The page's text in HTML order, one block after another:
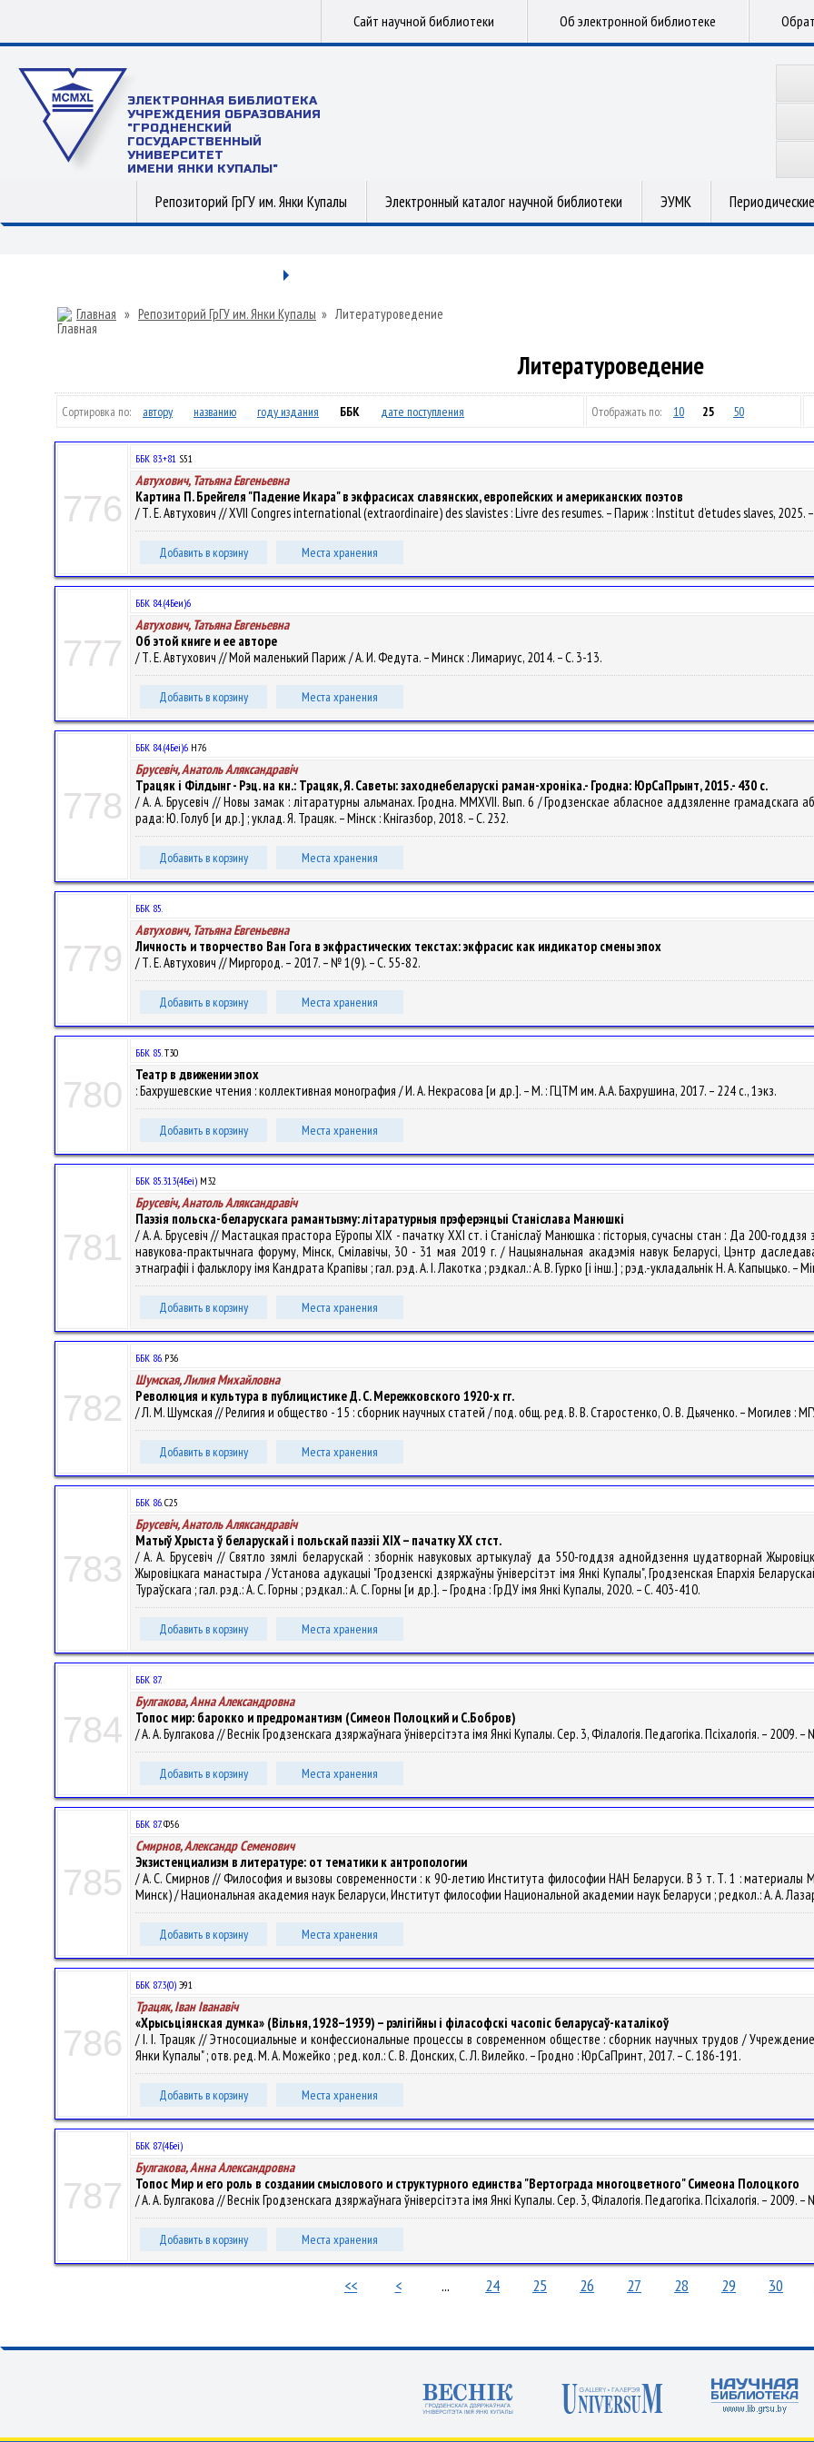
Сайт научной библиотеки Об электронной библиотеке
ЭЛЕКТРОННАЯ БИБЛИОТЕКА
УЧРЕЖДЕНИЯ ОБРАЗОВАНИЯ
"ГРОДНЕНСКИЙ
ГОСУДАРСТВЕННЫЙ
УНИВЕРСИТЕТ
ИМЕНИ ЯНКИ КУПАЛЫ"
Репозиторий ГрГУ им. Янки Купалы Электронный каталог научной библиотеки ЭУМК
Главная » Репозиторий ГрГУ им. Янки Купалы » Литературоведение
Литературоведение
Сортировка по: автору названию году издания ББК дате поступления Отображать по: 10 25 50
776
ББК 83.+81 S51
Автухович, Татьяна Евгеньевна
Картина П. Брейгеля "Падение Икара" в экфрасисах славянских, европейских и американских поэтов
/ Т. Е. Автухович // XVII Congres international (extraordinaire) des slavistes : Livre des resumes. – Париж : Institut d’etudes slaves, 2025.
Добавить в корзину Места хранения
777
ББК 84.(4Беи)6
Автухович, Татьяна Евгеньевна
Об этой книге и ее авторе
/ Т. Е. Автухович // Мой маленький Париж / А. И. Федута. – Минск : Лимариус, 2014. – С. 3-13.
Добавить в корзину Места хранения
778
ББК 84.(4Беі)6 Н76
Брусевіч, Анатоль Аляксандравіч
Трацяк і Філдынг - Рэц. на кн.: Трацяк, Я. Саветы: заходнебеларускі раман-хроніка.- Гродна: ЮрСаПрынт, 2015.- 430 с.
/ А. А. Брусевіч // Новы замак : літаратурны альманах. Гродна. ММXVII. Вып. 6 / Гродзенскае абласное аддзяленне грамадскага
рада: Ю. Голуб [и др.] ; уклад. Я. Трацяк. – Мінск : Кнігазбор, 2018. – С. 232.
Добавить в корзину Места хранения
779
ББК 85.
Автухович, Татьяна Евгеньевна
Личность и творчество Ван Гога в экфрастических текстах: экфрасис как индикатор смены эпох
/ Т. Е. Автухович // Миргород. – 2017. – № 1(9). – С. 55-82.
Добавить в корзину Места хранения
780
ББК 85.Т30
Театр в движении эпох
: Бахрушевские чтения : коллективная монография / И. А. Некрасова [и др.]. – М. : ГЦТМ им. А.А. Бахрушина, 2017. – 224 с., 1экз.
Добавить в корзину Места хранения
781
ББК 85.313(4Беі) М32
Брусевіч, Анатоль Аляксандравіч
Паэзія польска-беларускага рамантызму: літаратурныя прэферэнцыі Станіслава Манюшкі
/ А. А. Брусевіч // Мастацкая прастора Еўропы XIX - пачатку XXI ст. і Станіслаў Манюшка : гісторыя, сучасны стан : Да 200-
навукова-практычнага форуму, Мінск, Смілавічы, 30 - 31 мая 2019 г. / Нацыянальная акадэмія навук Беларусі, Цэнтр
этнаграфіі і фальклору імя Кандрата Крапівы ; гал. рэд. А. І. Лакотка ; рэдкал.: А. В. Гурко [і інш.] ; рэд.-укладальнік Н. А. Капыцько. –
Добавить в корзину Места хранения
782
ББК 86.Р36
Шумская, Лилия Михайловна
Революция и культура в публицистике Д. С. Мережковского 1920-х гг.
/ Л. М. Шумская // Религия и общество - 15 : сборник научных статей / под. общ. ред. В. В. Старостенко, О. В. Дьяченко. – Могилев :
Добавить в корзину Места хранения
783
ББК 86.С25
Брусевіч, Анатоль Аляксандравіч
Матыў Хрыста ў беларускай і польскай паэзіі ХІХ – пачатку ХХ стст.
/ А. А. Брусевіч // Святло зямлі беларускай : зборнік навуковых артыкулаў да 550-годдзя аднойдзення цудатворнай
Жыровіцкага манастыра / Установа адукацыі "Гродзенскі дзяржаўны ўніверсітэт імя Янкі Купалы", Гродзенская Епархія
Тураўскага ; гал. рэд.: А. С. Горны ; рэдкал.: А. С. Горны [и др.]. – Гродна : ГрДУ імя Янкі Купалы, 2020. – С. 403-410.
Добавить в корзину Места хранения
784
ББК 87.
Булгакова, Анна Александровна
Топос мир: барокко и предромантизм (Симеон Полоцкий и С.Бобров)
/ А. А. Булгакова // Веснік Гродзенскага дзяржаўнага ўніверсітэта імя Янкі Купалы. Сер. 3, Філалогія. Педагогіка. Псіхалогія. – 2009.
Добавить в корзину Места хранения
785
ББК 87.Ф56
Смирнов, Александр Семенович
Экзистенциализм в литературе: от тематики к антропологии
/ А. С. Смирнов // Философия и вызовы современности : к 90-летию Института философии НАН Беларуси. В 3 т. Т. 1 : материалы
Минск) / Национальная академия наук Беларуси, Институт философии Национальной академии наук Беларуси ; редкол.: А. А.
Добавить в корзину Места хранения
786
ББК 87.3(0) Э91
Трацяк, Iван Iванавiч
«Хрысьціянская думка» (Вільня, 1928–1939) – рэлігійны і філасофскі часопіс беларусаў-каталікоў
/ I. I. Трацяк // Этносоциальные и конфессиональные процессы в современном обществе : сборник научных трудов /
Янки Купалы" ; отв. ред. М. А. Можейко ; ред. кол.: С. В. Донских, С. Л. Вилейко. – Гродно : ЮрСаПринт, 2017. – С. 186-191.
Добавить в корзину Места хранения
787
ББК 87.(4Беі)
Булгакова, Анна Александровна
Топос Мир и его роль в создании смыслового и структурного единства "Вертограда многоцветного" Симеона Полоцкого
/ А. А. Булгакова // Веснік Гродзенскага дзяржаўнага ўніверсітэта імя Янкі Купалы. Сер. 3, Філалогія. Педагогіка. Псіхалогія. – 2009.
Добавить в корзину Места хранения
<< < ... 24 25 26 27 28 29 30